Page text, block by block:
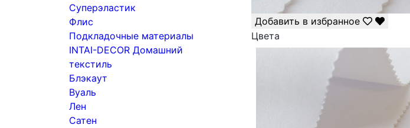
Суперэластик
Флис
Подкладочные материалы
INTAI-DECOR Домашний
текстиль
Блэкаут
Вуаль
Лен
Сатен
Добавить в избранное
Цвета